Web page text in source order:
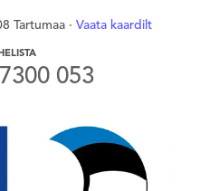
Tartumaa · Vaata kaardilt
053